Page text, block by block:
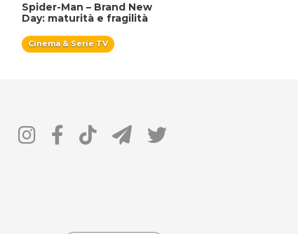
Spider-Man – Brand New
Day: maturità e fragilità
Cinema & Serie TV